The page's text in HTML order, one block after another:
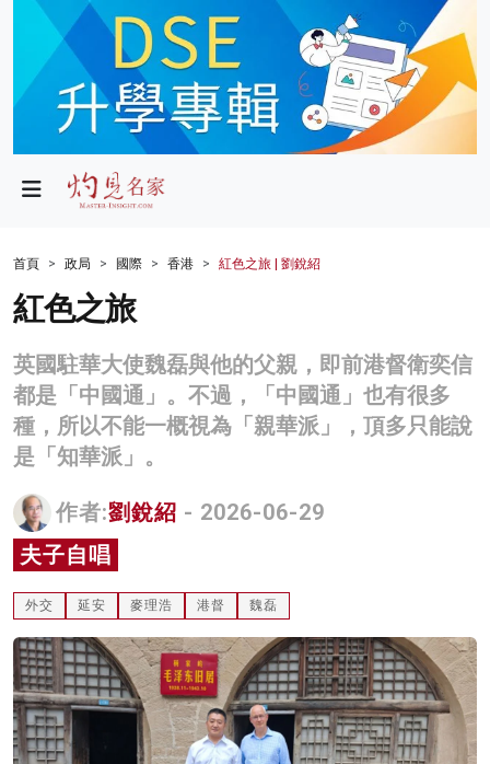
政局
財經
生活
商業
科技
名家榜
灼見活動
關於我們
首頁 政局 國際 香港 紅色之旅 | 劉銳紹
紅色之旅
英國駐華大使魏磊與他的父親，即前港督衛奕信
都是「中國通」。不過，「中國通」也有很多
種，所以不能一概視為「親華派」，頂多只能說
是「知華派」。
作者:劉銳紹 - 2026-06-29
夫子自唱
外交 延安 麥理浩 港督 魏磊